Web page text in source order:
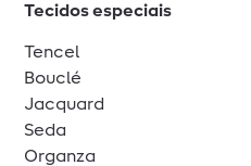
Tecidos especiais
Tencel
Bouclé
Jacquard
Seda
Organza